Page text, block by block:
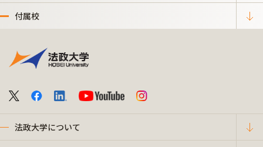
付属校
法政大学について